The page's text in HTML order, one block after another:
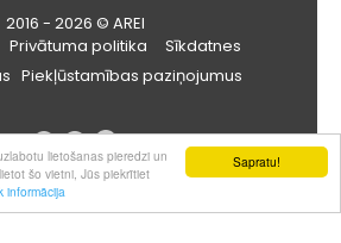
Sapratu!
lietošanas pieredzi un
šo vietni, Jūs piekrītiet
informācija
2016 - 2026 © AREI
Privātuma politika
Sīkdatnes
Piekļūstamības paziņojumus